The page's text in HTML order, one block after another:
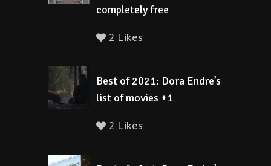
completely free
2 Likes
Best of 2021: Dora Endre’s
list of movies +1
2 Likes